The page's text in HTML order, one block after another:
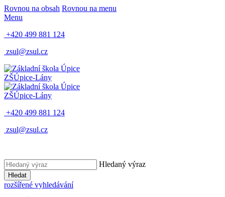
Rovnou na obsah Rovnou na menu
Menu
+420 499 881 124
zsul@zsul.cz
ZŠÚpice-Lány
ZŠÚpice-Lány
+420 499 881 124
zsul@zsul.cz
Hledaný výraz
Hledat
rozšířené vyhledávání